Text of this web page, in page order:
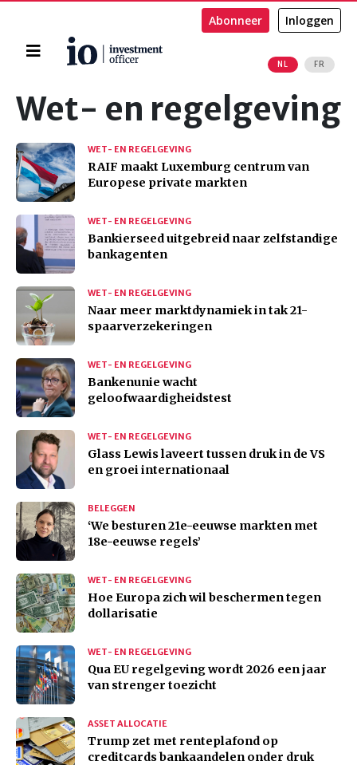
Home
NL FR
Abonneer Inloggen
Wet- en regelgeving
WET- EN REGELGEVING
RAIF maakt Luxemburg centrum van
Europese private markten
WET- EN REGELGEVING
Bankierseed uitgebreid naar zelfstandige
bankagenten
WET- EN REGELGEVING
Naar meer marktdynamiek in tak 21-
spaarverzekeringen
WET- EN REGELGEVING
Bankenunie wacht
geloofwaardigheidstest
WET- EN REGELGEVING
Glass Lewis laveert tussen druk in de VS
en groei internationaal
BELEGGEN
‘We besturen 21e-eeuwse markten met
18e-eeuwse regels’
WET- EN REGELGEVING
Hoe Europa zich wil beschermen tegen
dollarisatie
WET- EN REGELGEVING
Qua EU regelgeving wordt 2026 een jaar
van strenger toezicht
ASSET ALLOCATIE
Trump zet met renteplafond op
creditcards bankaandelen onder druk